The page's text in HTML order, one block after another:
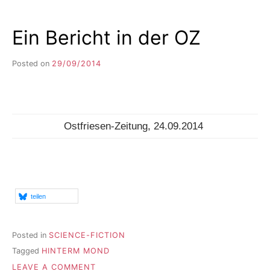
WELT
Ein Bericht in der OZ
Posted on 29/09/2014
S
Ostfriesen-Zeitung, 24.09.2014
teilen
Posted in SCIENCE-FICTION
Tagged HINTERM MOND
LEAVE A COMMENT